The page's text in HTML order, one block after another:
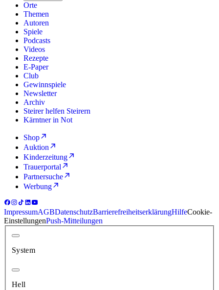
Orte
Themen
Autoren
Spiele
Podcasts
Videos
Rezepte
E-Paper
Club
Gewinnspiele
Newsletter
Archiv
Steirer helfen Steirern
Kärntner in Not
Shop
Auktion
Kinderzeitung
Trauerportal
Partnersuche
Werbung
ImpressumAGBDatenschutzBarrierefreiheitserklärungHilfeCookie-
EinstellungenPush-Mitteilungen
System
Hell